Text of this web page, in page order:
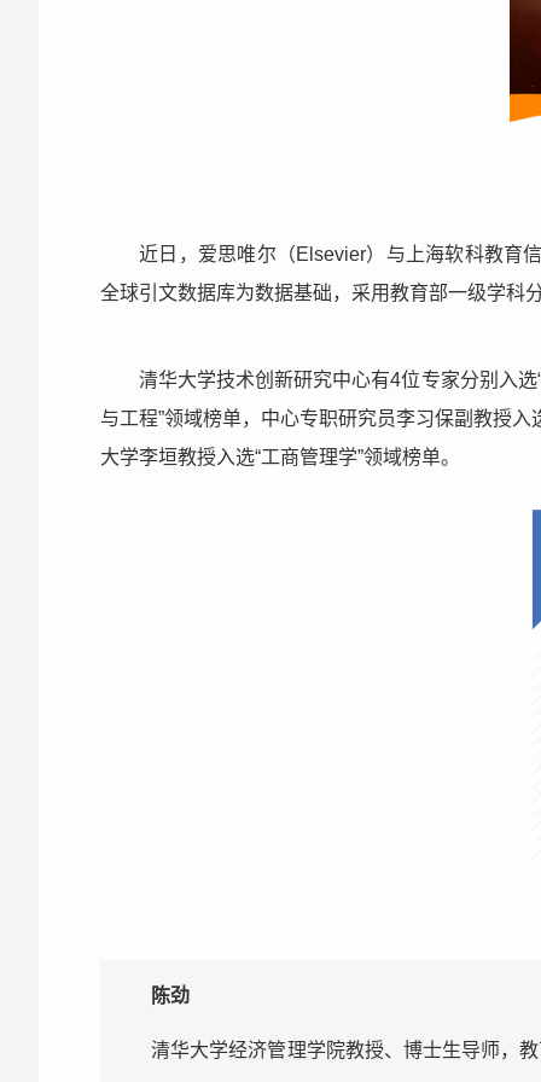
近日，爱思唯尔（Elsevier）与上海软科教育
全球引文数据库为数据基础，采用教育部一级学科
清华大学技术创新研究中心有4位专家分别入
与工程”领域榜单，中心专职研究员李习保副教授
大学李垣教授入选“工商管理学”领域榜单。
陈劲
清华大学经济管理学院教授、博士生导师，